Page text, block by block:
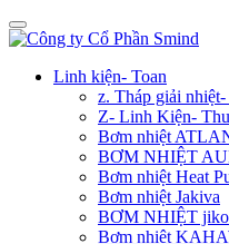
Linh kiện- Toan
z. Tháp giải
Z- Linh Kiện-
Bơm nhiệt
BƠM NHIỆT
Bơm nhiệt Heat
Bơm nhiệt Jakiva
BƠM NHIỆT jiko
Bơm nhiệt